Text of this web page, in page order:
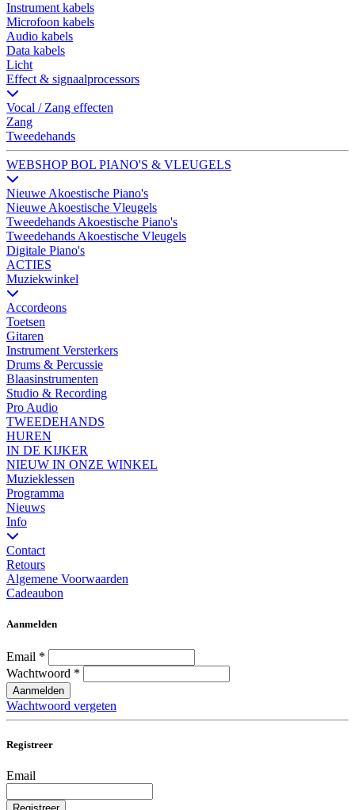
Instrument kabels
Microfoon kabels
Audio kabels
Data kabels
Licht
Effect & signaalprocessors
Vocal / Zang effecten
Zang
Tweedehands
WEBSHOP BOL PIANO'S & VLEUGELS
Nieuwe Akoestische Piano's
Nieuwe Akoestische Vleugels
Tweedehands Akoestische Piano's
Tweedehands Akoestische Vleugels
Digitale Piano's
ACTIES
Muziekwinkel
Accordeons
Toetsen
Gitaren
Instrument Versterkers
Drums & Percussie
Blaasinstrumenten
Studio & Recording
Pro Audio
TWEEDEHANDS
HUREN
IN DE KIJKER
NIEUW IN ONZE WINKEL
Muzieklessen
Programma
Nieuws
Info
Contact
Retours
Algemene Voorwaarden
Cadeaubon
Aanmelden
Email *
Wachtwoord *
Aanmelden
Wachtwoord vergeten
Registreer
Email